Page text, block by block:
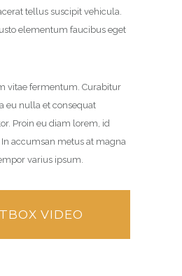
tellus suscipit vehicula.
elementum faucibus eget
vitae fermentum. Curabitur
eu nulla et consequat
Proin eu diam lorem, id
accumsan metus at magna
varius ipsum.
VIDEO